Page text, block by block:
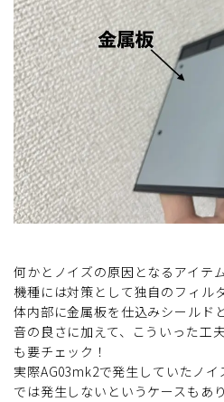
何かとノイズの原因となるアイテ
機種には対策として独自のフィル
体内部に金属板を仕込みシールド
音の良さに加えて、こういった工
も要チェック！
実際AG03mk2で発生していたノイ
では発生しないというケースもあ